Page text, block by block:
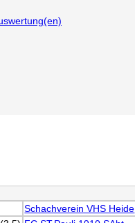
Schachverein VHS Heide